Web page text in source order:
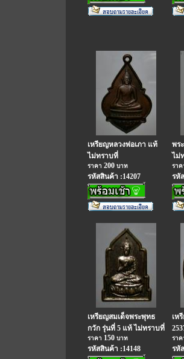
เหรียญหลวงพ่อเภา แท้
ไม่ทราบที่
ราคา 200 บาท
รหัสสินค้า :14207
พร
ไม่
รา
รหั
เหรียญสมเด็จพระพุทธ
กวัก รุ่นที่ 5 แท้ ไม่ทราบที่
ราคา 150 บาท
รหัสสินค้า :14148
เห
รา
รหั